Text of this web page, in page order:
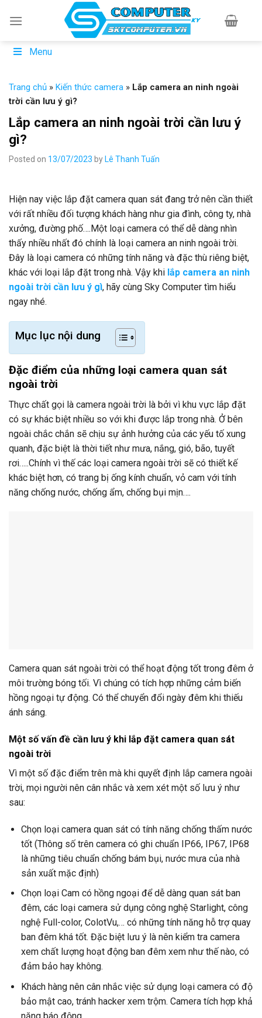
Menu
Trang chủ » Kiến thức camera » Lắp camera an ninh ngoài
trời cần lưu ý gì?
Lắp camera an ninh ngoài trời cần lưu ý
gì?
Posted on 13/07/2023 by Lê Thanh Tuấn
Hiện nay việc lắp đặt camera quan sát đang trở nên cần thiết
với rất nhiều đối tượng khách hàng như gia đình, công ty, nhà
xưởng, đường phố….Một loại camera có thể dễ dàng nhìn
thấy nhiều nhất đó chính là loại camera an ninh ngoài trời.
Đây là loại camera có những tính năng và đặc thù riêng biệt,
khác với loại lắp đặt trong nhà. Vậy khi lắp camera an ninh
ngoài trời cần lưu ý gì, hãy cùng Sky Computer tìm hiểu
ngay nhé.
Mục lục nội dung
Đặc điểm của những loại camera quan sát
ngoài trời
Thực chất gọi là camera ngoài trời là bởi vì khu vực lắp đặt
có sự khác biệt nhiều so với khi được lắp trong nhà. Ở bên
ngoài chắc chắn sẽ chịu sự ảnh hưởng của các yếu tố xung
quanh, đặc biệt là thời tiết như mưa, nắng, gió, bão, tuyết
rơi…..Chính vì thế các loại camera ngoài trời sẽ có thiết kế
khác biệt hơn, có trang bị ống kính chuẩn, vỏ cam với tính
năng chống nước, chống ẩm, chống bụi mịn….
Camera quan sát ngoài trời có thể hoạt động tốt trong đêm ở
môi trường bóng tối. Vì chúng có tích hợp những cảm biến
hồng ngoại tự động. Có thể chuyển đổi ngày đêm khi thiếu
ánh sáng.
Một số vấn đề cần lưu ý khi lắp đặt camera quan sát
ngoài trời
Vì một số đặc điểm trên mà khi quyết định lắp camera ngoài
trời, mọi người nên cân nhắc và xem xét một số lưu ý như
sau:
Chọn loại camera quan sát có tính năng chống thấm nước
tốt (Thông số trên camera có ghi chuẩn IP66, IP67, IP68
là những tiêu chuẩn chống bám bụi, nước mưa của nhà
sản xuất mặc định)
Chọn loại Cam có hồng ngoại để dễ dàng quan sát ban
đêm, các loại camera sử dụng công nghệ Starlight, công
nghệ Full-color, ColotVu,… có những tính năng hỗ trợ quay
ban đêm khá tốt. Đặc biệt lưu ý là nên kiểm tra camera
xem chất lượng hoạt động ban đêm xem như thế nào, có
đảm bảo hay không.
Khách hàng nên cân nhắc việc sử dụng loại camera có độ
bảo mật cao, tránh hacker xem trộm. Camera tích hợp khả